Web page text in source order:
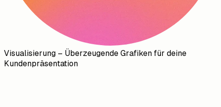
Visualisierung – Überzeugende Grafiken für deine
Kundenpräsentation